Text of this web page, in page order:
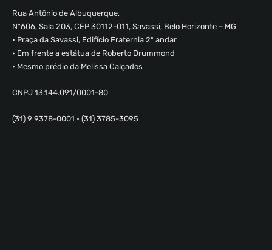
Rua Antônio de Albuquerque,
Nº606, Sala 203, CEP 30112-011, Savassi, Belo Horizonte – MG
• Praça da Savassi, Edifício Fraternia 2º andar
• Em frente a estátua de Roberto Drummond
• Mesmo prédio da Melissa Calçados
CNPJ 13.144.091/0001-80
(31) 9 9378-0001 • (31) 3785-3095